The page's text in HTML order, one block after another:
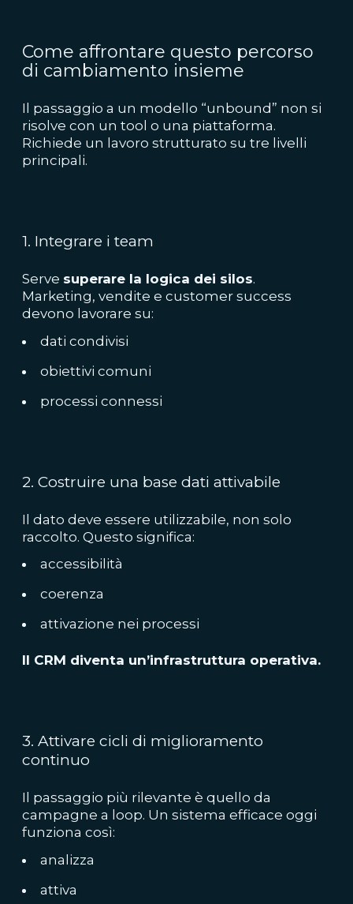
Come affrontare questo percorso
di cambiamento insieme
Il passaggio a un modello “unbound” non si
risolve con un tool o una piattaforma.
Richiede un lavoro strutturato su tre livelli
principali.
1. Integrare i team
Serve superare la logica dei silos.
Marketing, vendite e customer success
devono lavorare su:
dati condivisi
obiettivi comuni
processi connessi
2. Costruire una base dati attivabile
Il dato deve essere utilizzabile, non solo
raccolto. Questo significa:
accessibilità
coerenza
attivazione nei processi
Il CRM diventa un’infrastruttura operativa.
3. Attivare cicli di miglioramento
continuo
Il passaggio più rilevante è quello da
campagne a loop. Un sistema efficace oggi
funziona così:
analizza
attiva